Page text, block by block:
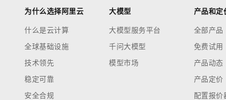
为什么选择阿里云
什么是云计算
全球基础设施
技术领先
稳定可靠
安全合规
大模型
大模型服务平台
千问大模型
模型市场
产品和定
全部产品
免费试用
产品动态
产品定价
配置报价